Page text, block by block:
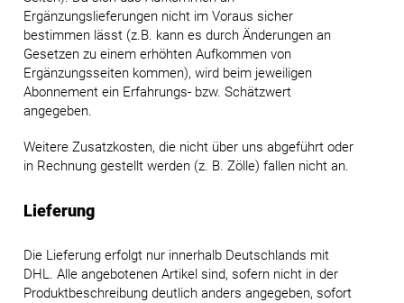
Ergänzungslieferungen nicht im Voraus sicher
bestimmen lässt (z.B. kann es durch Änderungen an
Gesetzen zu einem erhöhten Aufkommen von
Ergänzungsseiten kommen), wird beim jeweiligen
Abonnement ein Erfahrungs- bzw. Schätzwert
angegeben.
Weitere Zusatzkosten, die nicht über uns abgeführt oder
in Rechnung gestellt werden (z. B. Zölle) fallen nicht an.
Lieferung
Die Lieferung erfolgt nur innerhalb Deutschlands mit
DHL. Alle angebotenen Artikel sind, sofern nicht in der
Produktbeschreibung deutlich anders angegeben, sofort